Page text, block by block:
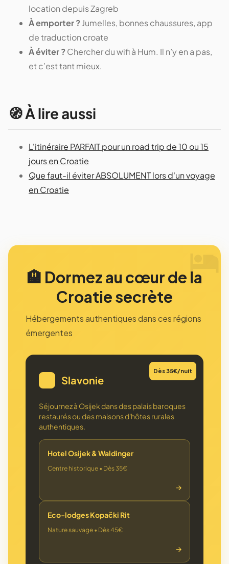
location depuis Zagreb
À emporter ?Jumelles, bonnes chaussures, app
de traduction croate
À éviter ?Chercher du wifi à Hum. Il n’y en a pas,
et c’est tant mieux.
🧭 À lire aussi
L'itinéraire PARFAIT pour un road trip de 10 ou 15
jours en Croatie
Que faut-il éviter ABSOLUMENT lors d'un voyage
en Croatie
🏨 Dormez au cœur de la
Croatie secrète
Hébergements authentiques dans ces régions
émergentes
Dès 35€/nuit
Slavonie
Séjournez à Osijek dans des palais baroques
restaurés ou des maisons d'hôtes rurales
authentiques.
Hotel Osijek & Waldinger
Centre historique • Dès 35€
→
Eco-lodges Kopački Rit
Nature sauvage • Dès 45€
→